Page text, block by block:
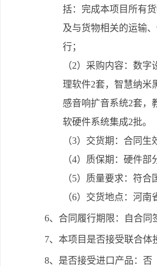
括：完成本项目所有
及与货物相关的运输
行；
（2）采购内容：数
理软件2套，智慧纳米
感音响扩音系统2套，
软硬件系统集成2批。
（3）交货期：合同
（4）质保期：硬件
（5）质量要求：符
（6）交货地点：河
6、合同履行期限：自合同
7、本项目是否接受联合体
8、是否接受进口产品：否